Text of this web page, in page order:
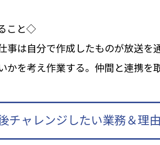
こと◇
事は自分で作成したものが放送を
かを考え作業する。仲間と連携を
チャレンジしたい業務＆理由